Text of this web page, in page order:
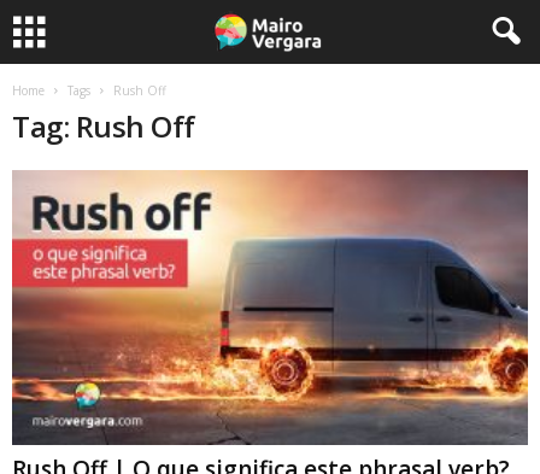
Home Tags Rush Off
Tag: Rush Off